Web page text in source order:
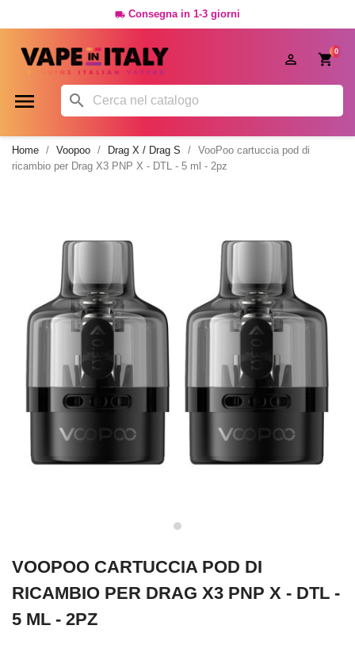
 Consegna in 1-3 giorni
0

 
Home Voopoo Drag X / Drag S
VooPoo cartuccia pod di
ricambio per Drag X3 PNP X - DTL - 5 ml - 2pz
VOOPOO CARTUCCIA POD DI
RICAMBIO PER DRAG X3 PNP X - DTL -
5 ML - 2PZ